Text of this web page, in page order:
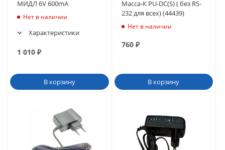
МИДЛ 6V 600mA
Нет в наличии
Характеристики
1 010 ₽
В корзину
Масса-К PU-DC(S) ( без RS-
232 для всех) (44439)
Нет в наличии
760₽
В корзину